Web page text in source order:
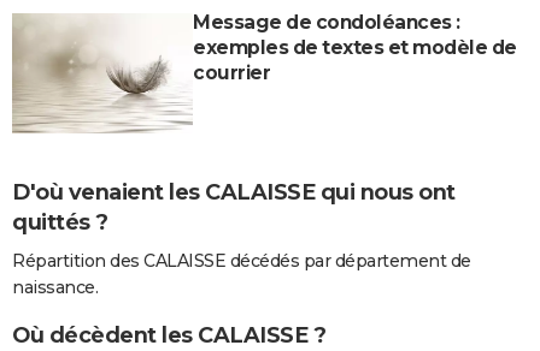
Message de condoléances :
exemples de textes et modèle de
courrier
D'où venaient les CALAISSE qui nous ont
quittés ?
Répartition des CALAISSE décédés par département de
naissance.
Où décèdent les CALAISSE ?